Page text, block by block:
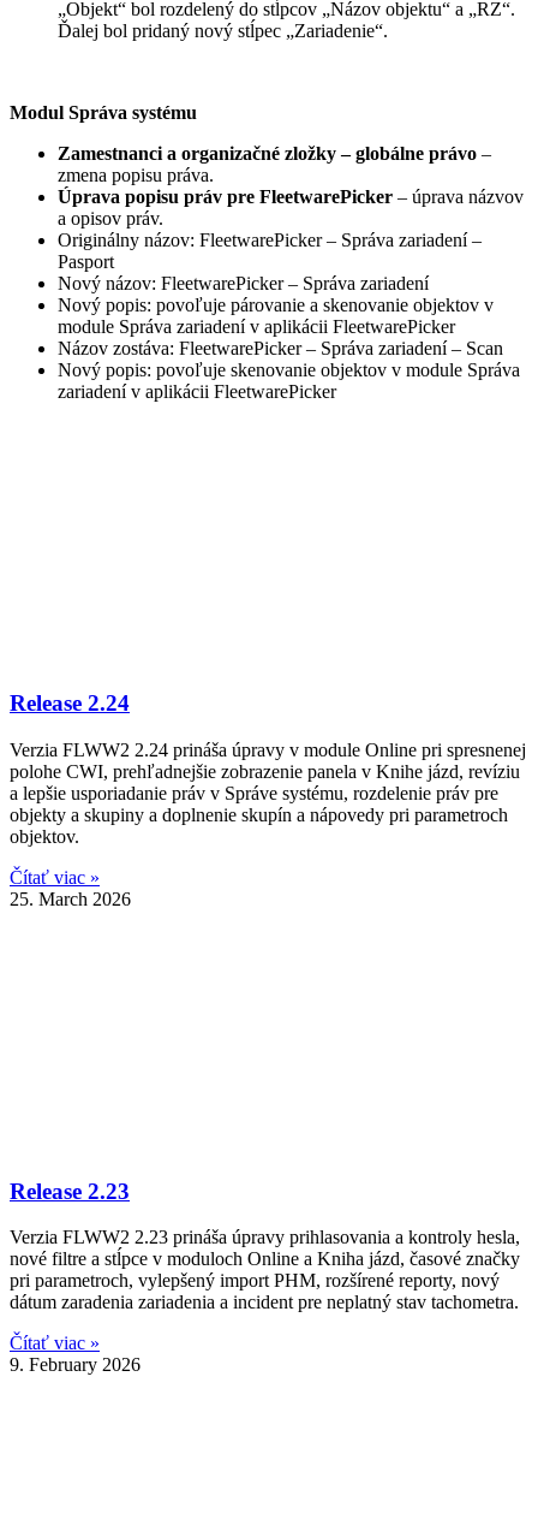
„Objekt“ bol rozdelený do stĺpcov „Názov objektu“ a „RZ“.
Ďalej bol pridaný nový stĺpec „Zariadenie“.
Modul Správa systému
Zamestnanci a organizačné zložky – globálne právo –
zmena popisu práva.
Úprava popisu práv pre FleetwarePicker – úprava názvov
a opisov práv.
Originálny názov: FleetwarePicker – Správa zariadení –
Pasport
Nový názov: FleetwarePicker – Správa zariadení
Nový popis: povoľuje párovanie a skenovanie objektov v
module Správa zariadení v aplikácii FleetwarePicker
Názov zostáva: FleetwarePicker – Správa zariadení – Scan
Nový popis: povoľuje skenovanie objektov v module Správa
zariadení v aplikácii FleetwarePicker
Release 2.24
Verzia FLWW2 2.24 prináša úpravy v module Online pri spresnenej
polohe CWI, prehľadnejšie zobrazenie panela v Knihe jázd, revíziu
a lepšie usporiadanie práv v Správe systému, rozdelenie práv pre
objekty a skupiny a doplnenie skupín a nápovedy pri parametroch
objektov.
Čítať viac »
25. March 2026
Release 2.23
Verzia FLWW2 2.23 prináša úpravy prihlasovania a kontroly hesla,
nové filtre a stĺpce v moduloch Online a Kniha jázd, časové značky
pri parametroch, vylepšený import PHM, rozšírené reporty, nový
dátum zaradenia zariadenia a incident pre neplatný stav tachometra.
Čítať viac »
9. February 2026